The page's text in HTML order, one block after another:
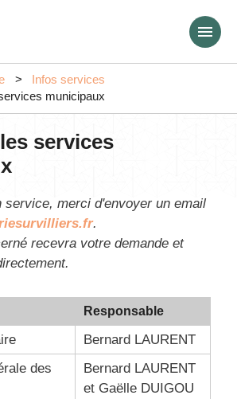
Infos services
municipaux
services
service, merci d'envoyer un email
.
recevra votre demande et
Responsable
Bernard LAURENT
des
Bernard LAURENT
et Gaëlle DUIGOU